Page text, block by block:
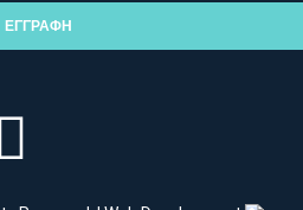
ΕΓΓΡΑΦΗ